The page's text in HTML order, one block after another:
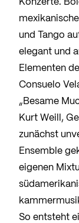
Konzerte.
und Tango
elegant und
Elementen
Consuelo
„Besame
Kurt Weill,
zunächst
Ensemble
eigenen
So entsteht